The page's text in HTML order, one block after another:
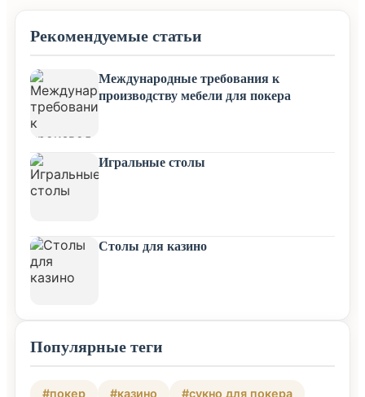
Рекомендуемые статьи
Международные требования к
производству мебели для покера
Игральные столы
Столы для казино
Популярные теги
#покер #казино
#сукно для покера